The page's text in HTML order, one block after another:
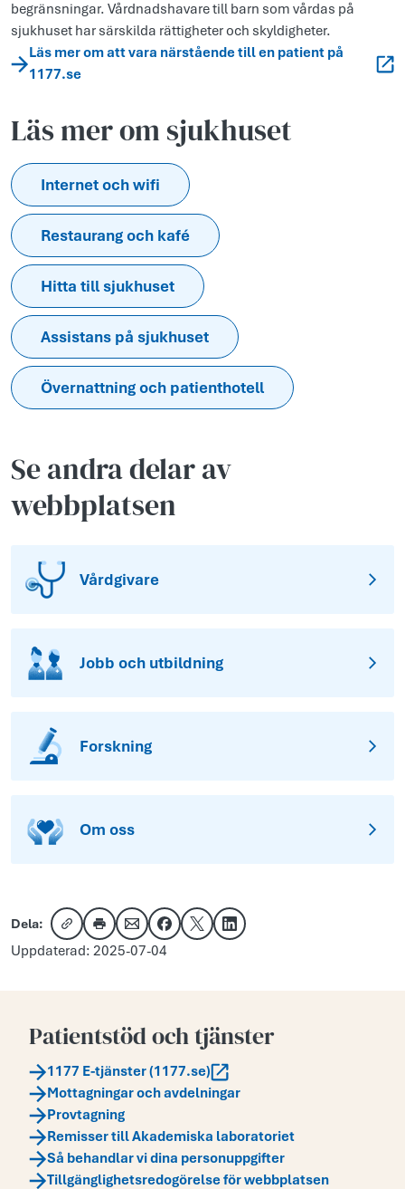
begränsningar. Vårdnadshavare till barn som vårdas på
sjukhuset har särskilda rättigheter och skyldigheter.
Läs mer om att vara närstående till en patient på
1177.se
Läs mer om sjukhuset
Internet och wifi
Restaurang och kafé
Hitta till sjukhuset
Assistans på sjukhuset
Övernattning och patienthotell
Se andra delar av
webbplatsen
Vårdgivare
Jobb och utbildning
Forskning
Om oss
Dela:
Kopiera länk
Skriv utDela via e-post
Dela på Facebook
Dela på XDela på LinkedIn
Uppdaterad: 2025-07-04
Patientstöd och tjänster
1177 E-tjänster (1177.se)
Mottagningar och avdelningar
Provtagning
Remisser till Akademiska laboratoriet
Så behandlar vi dina personuppgifter
Tillgänglighetsredogörelse för webbplatsen